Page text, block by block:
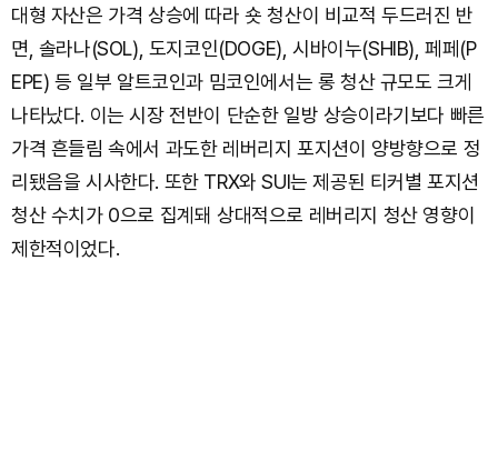
대형 자산은 가격 상승에 따라 숏 청산이 비교적 두드러진 반
면, 솔라나(SOL), 도지코인(DOGE), 시바이누(SHIB), 페페(P
EPE) 등 일부 알트코인과 밈코인에서는 롱 청산 규모도 크게
나타났다. 이는 시장 전반이 단순한 일방 상승이라기보다 빠른
가격 흔들림 속에서 과도한 레버리지 포지션이 양방향으로 정
리됐음을 시사한다. 또한 TRX와 SUI는 제공된 티커별 포지션
청산 수치가 0으로 집계돼 상대적으로 레버리지 청산 영향이
제한적이었다.